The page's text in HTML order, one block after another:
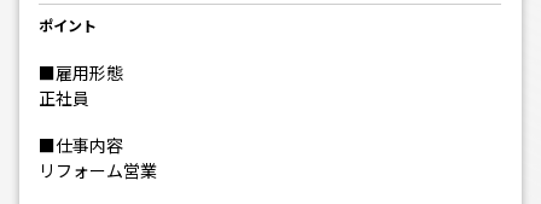
ポイント
■雇用形態
正社員
■仕事内容
リフォーム営業